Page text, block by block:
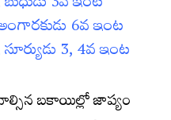
6వ ఇంట
3, 4వ ఇంట
బకాయిల్లో జాప్యం